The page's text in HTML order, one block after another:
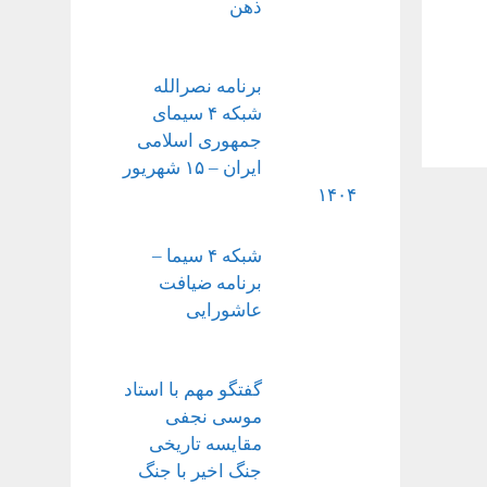
ذهن
برنامه نصرالله
شبکه ۴ سیمای
جمهوری اسلامی
ایران – ۱۵ شهریور
۱۴۰۴
شبکه ۴ سیما –
برنامه ضیافت
عاشورایی
گفتگو مهم با استاد
موسی نجفی
مقایسه تاریخی
جنگ اخیر با جنگ